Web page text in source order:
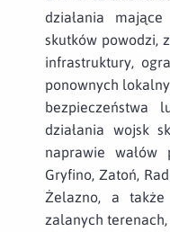
działania
skutków powodzi,
infrastruktury,
ponownych
bezpieczeństwa
działania wojsk
naprawie wałów
Gryfino, Zatoń,
Żelazno, a także
zalanych